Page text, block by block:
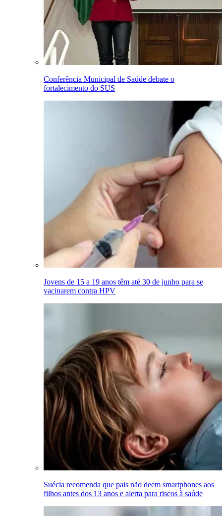
Conferência Municipal de Saúde debate o
fortalecimento do SUS
Jovens de 15 a 19 anos têm até 30 de junho para se
vacinarem contra HPV
Suécia recomenda que pais não deem smartphones aos
filhos antes dos 13 anos e alerta para riscos à saúde